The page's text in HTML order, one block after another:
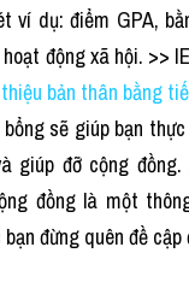
ví dụ: điểm GPA,
bản thân bằng
sẽ giúp bạn
giúp đỡ cộng
đồng là một
đừng quên đề cập